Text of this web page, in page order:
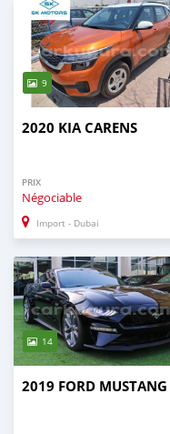
9
2020 KIA CARENS
PRIX
Négociable
Import - Dubai
14
2019 FORD MUSTANG